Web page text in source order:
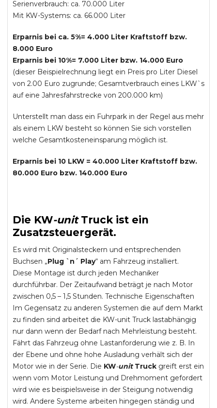
Serienverbrauch: ca. 70.000 Liter
Mit KW-Systems: ca. 66.000 Liter
Erparnis bei ca. 5%= 4.000 Liter Kraftstoff bzw.
8.000 Euro
Erparnis bei 10%= 7.000 Liter bzw. 14.000 Euro
(dieser Beispielrechnung liegt ein Preis pro Liter Diesel
von 2.00 Euro zugrunde; Gesamtverbrauch eines LKW`s
auf eine Jahresfahrstrecke von 200.000 km)
Unterstellt man dass ein Fuhrpark in der Regel aus mehr
als einem LKW besteht so können Sie sich vorstellen
welche Gesamtkosteneinsparung möglich ist.
Erparnis bei 10 LKW = 40.000 Liter Kraftstoff bzw.
80.000 Euro bzw. 140.000 Euro
Die KW-unit Truckist ein
Zusatzsteuergerät.
Es wird mit Originalsteckern und entsprechenden
Buchsen „Plug `n´ Play“ am Fahrzeug installiert.
Diese Montage ist durch jeden Mechaniker
durchführbar. Der Zeitaufwand beträgt je nach Motor
zwischen 0,5 – 1,5 Stunden. Technische Eigenschaften
Im Gegensatz zu anderen Systemen die auf dem Markt
zu finden sind arbeitet die KW-unit Truck lastabhängig
nur dann wenn der Bedarf nach Mehrleistung besteht.
Fährt das Fahrzeug ohne Lastanforderung wie z. B. In
der Ebene und ohne hohe Ausladung verhält sich der
Motor wie in der Serie. Die KW-unit Truck greift erst ein
wenn vom Motor Leistung und Drehmoment gefordert
wird wie es beispielsweise in der Steigung notwendig
wird. Andere Systeme arbeiten hingegen ständig und